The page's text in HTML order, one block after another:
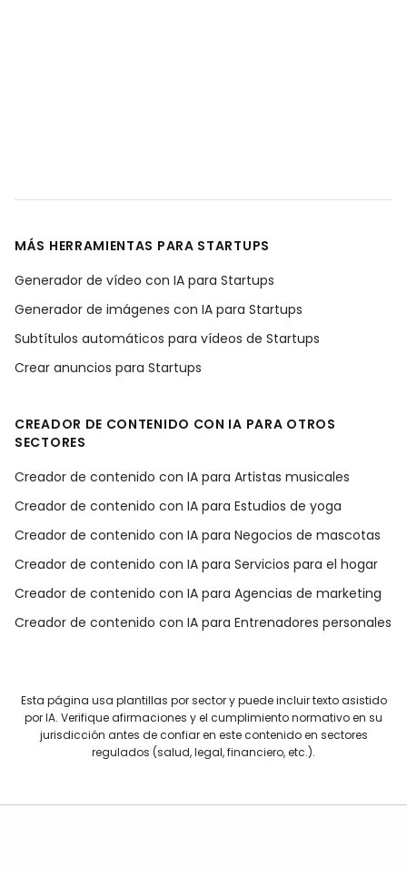
MÁS HERRAMIENTAS PARA STARTUPS
Generador de vídeo con IA para Startups
Generador de imágenes con IA para Startups
Subtítulos automáticos para vídeos de Startups
Crear anuncios para Startups
CREADOR DE CONTENIDO CON IA PARA OTROS
SECTORES
Creador de contenido con IA para Artistas musicales
Creador de contenido con IA para Estudios de yoga
Creador de contenido con IA para Negocios de mascotas
Creador de contenido con IA para Servicios para el hogar
Creador de contenido con IA para Agencias de marketing
Creador de contenido con IA para Entrenadores personales
Esta página usa plantillas por sector y puede incluir texto asistido
por IA. Verifique afirmaciones y el cumplimiento normativo en su
jurisdicción antes de confiar en este contenido en sectores
regulados (salud, legal, financiero, etc.).